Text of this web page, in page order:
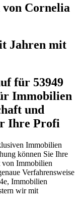
Cornelia
Jahren mit
für 53949
Immobilien
und
Ihre Profi
Immobilien
können Sie Ihre
Immobilien
Verfahrensweise
Immobilien
wir mit